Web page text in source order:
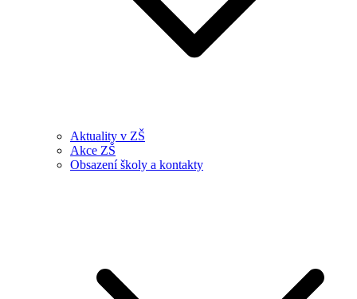
Aktuality v ZŠ
Akce ZŠ
Obsazení školy a kontakty